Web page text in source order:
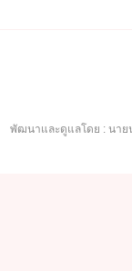
พัฒนาและดูแลโดย : นาย